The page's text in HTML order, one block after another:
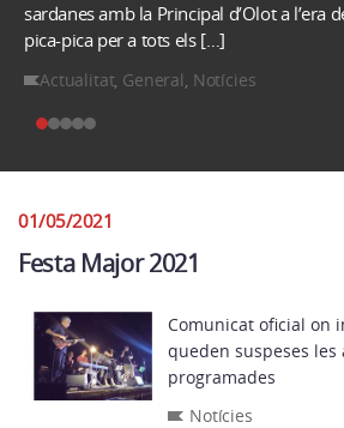
sardanes amb la Principal d’Olot a l’era
pica-pica per a tots els […]
Actualitat, General, Notícies
01/05/2021
Festa Major 2021
Comunicat oficial on
queden suspeses les
programades
Notícies